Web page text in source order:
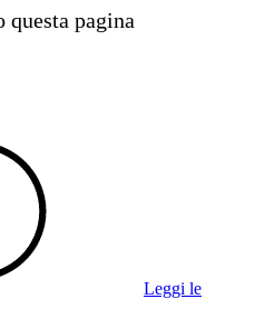
questa pagina
Leggi le